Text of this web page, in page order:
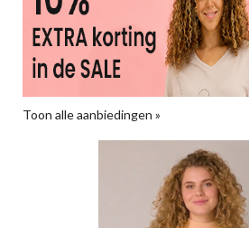
Toon alle aanbiedingen »